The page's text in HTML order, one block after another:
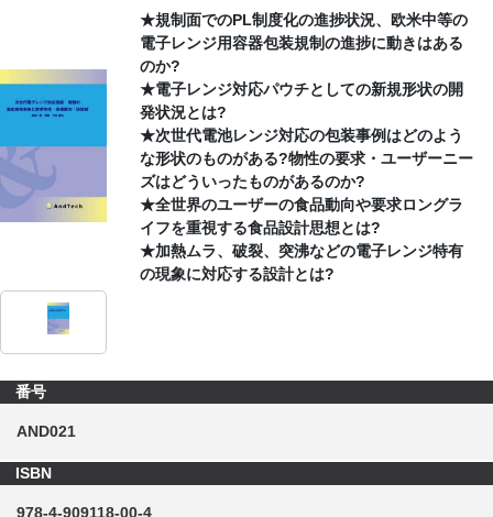
★規制面でのPL制度化の進捗状況、欧米中等の
電子レンジ用容器包装規制の進捗に動きはある
のか?
★電子レンジ対応パウチとしての新規形状の開
発状況とは?
★次世代電池レンジ対応の包装事例はどのよう
な形状のものがある?物性の要求・ユーザーニー
ズはどういったものがあるのか?
★全世界のユーザーの食品動向や要求ロングラ
イフを重視する食品設計思想とは?
★加熱ムラ、破裂、突沸などの電子レンジ特有
の現象に対応する設計とは?
番号
AND021
ISBN
978-4-909118-00-4